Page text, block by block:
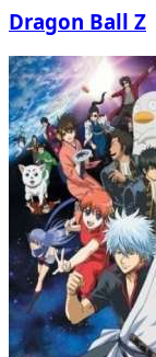
Dragon Ball Z